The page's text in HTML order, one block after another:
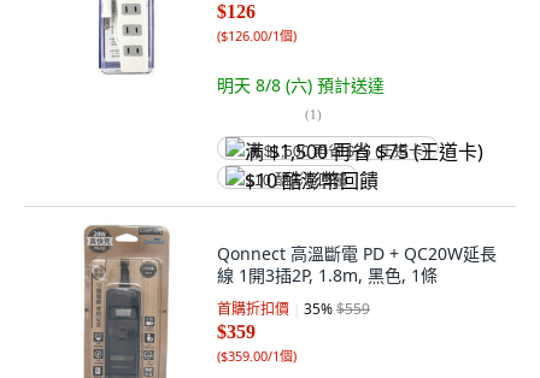
$126
($126.00/1個)
明天 8/8 (六) 預計送達
(1)
满 $1,500 再省 $75 (王道卡)
$10 酷澎幣回饋
Qonnect 高溫斷電 PD + QC20W延長
線 1開3插2P, 1.8m, 黑色, 1條
首購折扣價 35%$559
$359
($359.00/1個)